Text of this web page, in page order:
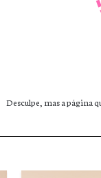
Desculpe, mas a página